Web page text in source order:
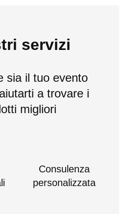
servizi
sia il tuo evento
a trovare i
migliori
Consulenza
personalizzata